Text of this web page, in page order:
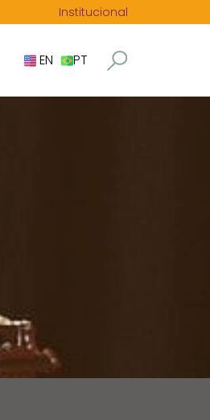
Institucional
EN PT